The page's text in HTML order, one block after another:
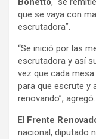
que se vaya con
escrutadora”.
“Se inició por las
escrutadora y así
vez que cada
para que escrute y
renovando”, agregó.
El Frente
nacional, diputado